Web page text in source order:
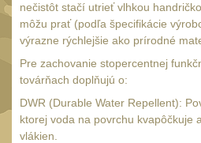
Nášivky
Ponča a pláštěnky
Čepice, kukly, šátky
Šiltovky29
Chrániče sluchu
nečistôt stačí utrieť vlhkou
môžu prať (podľa špecifikácie
výrazne rýchlejšie ako prírodné
Pre zachovanie stopercentnej
továrňach doplňujú o:
DWR (Durable Water Repellent):
ktorej voda na povrchu kvapôčkuje
vlákien.